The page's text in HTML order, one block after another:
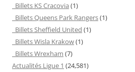
Billets KS Cracovia (1)
Billets Queens Park Rangers(1)
Billets Sheffield United (1)
Billets Wisla Krakow(1)
Billets Wrexham (7)
Actualités Ligue 1 (24,581)